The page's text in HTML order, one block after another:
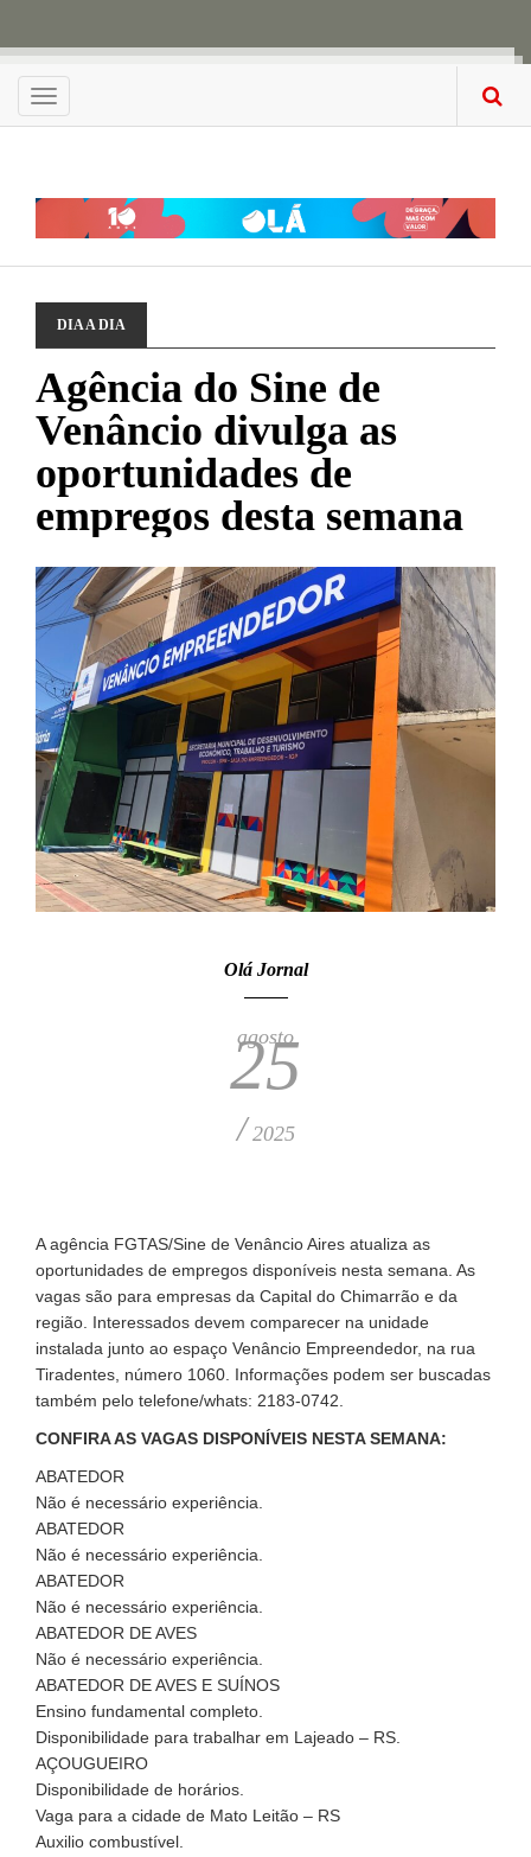
Menu
DIA A DIA
Agência do Sine de
Venâncio divulga as
oportunidades de
empregos desta semana
Olá Jornal
agosto
25
/ 2025
A agência FGTAS/Sine de Venâncio Aires atualiza as
oportunidades de empregos disponíveis nesta semana. As
vagas são para empresas da Capital do Chimarrão e da
região. Interessados devem comparecer na unidade
instalada junto ao espaço Venâncio Empreendedor, na rua
Tiradentes, número 1060. Informações podem ser buscadas
também pelo telefone/whats: 2183-0742.
CONFIRA AS VAGAS DISPONÍVEIS NESTA SEMANA:
ABATEDOR
Não é necessário experiência.
ABATEDOR
Não é necessário experiência.
ABATEDOR
Não é necessário experiência.
ABATEDOR DE AVES
Não é necessário experiência.
ABATEDOR DE AVES E SUÍNOS
Ensino fundamental completo.
Disponibilidade para trabalhar em Lajeado – RS.
AÇOUGUEIRO
Disponibilidade de horários.
Vaga para a cidade de Mato Leitão – RS
Auxilio combustível.